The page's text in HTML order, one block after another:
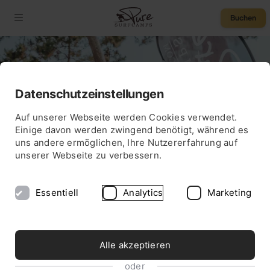
Buchen
4,5
SURFURLAUB OHNE ELTERN
Jugendreise
Surfcamp St. Girons
Datenschutzeinstellungen
Auf unserer Webseite werden Cookies verwendet.
Einige davon werden zwingend benötigt, während es
uns andere ermöglichen, Ihre Nutzererfahrung auf
unserer Webseite zu verbessern.
Essentiell Analytics Marketing
Alle akzeptieren
oder